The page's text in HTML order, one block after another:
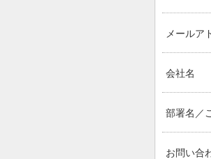
メールア
会社名
部署名／
お問い合